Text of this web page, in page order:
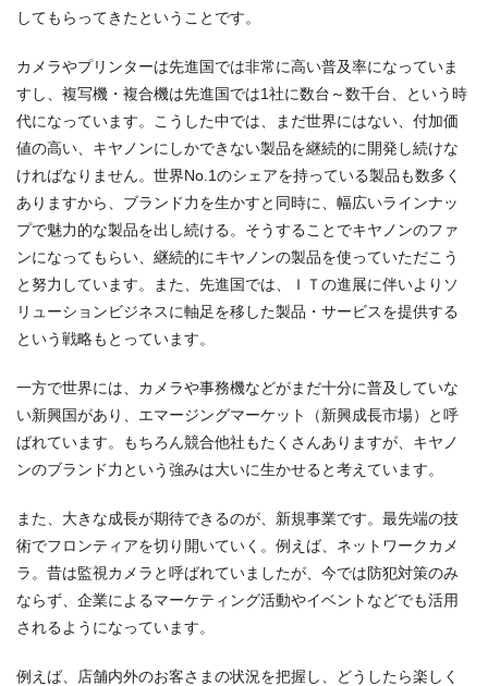
してもらってきたということです。
カメラやプリンターは先進国では非常に高い普及率になっていま
すし、複写機・複合機は先進国では1社に数台～数千台、という時
代になっています。こうした中では、まだ世界にはない、付加価
値の高い、キヤノンにしかできない製品を継続的に開発し続けな
ければなりません。世界No.1のシェアを持っている製品も数多く
ありますから、ブランド力を生かすと同時に、幅広いラインナッ
プで魅力的な製品を出し続ける。そうすることでキヤノンのファ
ンになってもらい、継続的にキヤノンの製品を使っていただこう
と努力しています。また、先進国では、ＩＴの進展に伴いよりソ
リューションビジネスに軸足を移した製品・サービスを提供する
という戦略もとっています。
一方で世界には、カメラや事務機などがまだ十分に普及していな
い新興国があり、エマージングマーケット（新興成長市場）と呼
ばれています。もちろん競合他社もたくさんありますが、キヤノ
ンのブランド力という強みは大いに生かせると考えています。
また、大きな成長が期待できるのが、新規事業です。最先端の技
術でフロンティアを切り開いていく。例えば、ネットワークカメ
ラ。昔は監視カメラと呼ばれていましたが、今では防犯対策のみ
ならず、企業によるマーケティング活動やイベントなどでも活用
されるようになっています。
例えば、店舗内外のお客さまの状況を把握し、どうしたら楽しく